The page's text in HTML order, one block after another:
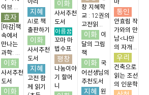
이브 ...
효자
[마감]책
속에서
만나는
과학: ...
이화
사서추천
도서
이화
아리
지혜
AI로 책
출판하기
이화
사서추천
도서
지혜
고전 함
께 읽기
이화
사서추천
도서
아름꿈
꼬마 마
법수프
평창
나눔이야
기 할머
니
창 지혜학
교 : 12권의
고전읽...
이화
이
달의 그림
책
이화
국
어선생님의
추천도서
지혜
원
마
통인
안효림 작
가와의 만
남<나만
의 자개...
우리
건축으로
읽는 조선
의 인문학